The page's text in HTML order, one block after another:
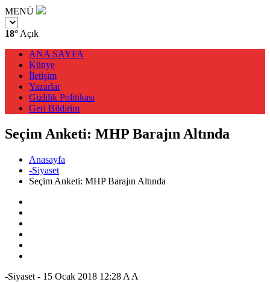
MENÜ
18° Açık
ANA SAYFA
Künye
İletişim
Yazarlar
Gizlilik Politikası
Geri Bildirim
Seçim Anketi: MHP Barajın Altında
Anasayfa
-Siyaset
Seçim Anketi: MHP Barajın Altında
-Siyaset - 15 Ocak 2018 12:28 A A